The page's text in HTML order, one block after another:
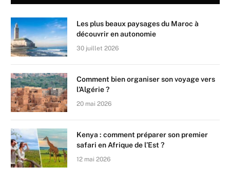
Les plus beaux paysages du Maroc à
découvrir en autonomie
30 juillet 2026
Comment bien organiser son voyage vers
l’Algérie ?
20 mai 2026
Kenya : comment préparer son premier
safari en Afrique de l’Est ?
12 mai 2026